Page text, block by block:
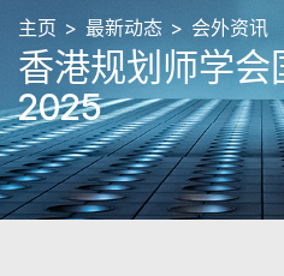
主页 最新动态 会外资讯
香港规划师学会
2025